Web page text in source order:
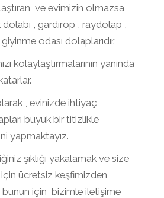
ve evimizin olmazsa
, gardırop , raydolap ,
odası dolaplarıdır.
kolaylaştırmalarının yanında
, evinizde ihtiyaç
büyük bir titizlikle
yapmaktayız.
şıklığı yakalamak ve size
ücretsiz keşfimizden
bunun için bizimle iletişime